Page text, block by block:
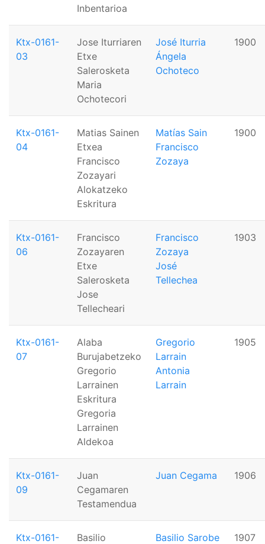
Inbentarioa
Ktx-0161-
03
Jose Iturriaren
Etxe
Salerosketa
Maria
Ochotecori
José Iturria
Ángela
Ochoteco
1900
Ktx-0161-
04
Matias Sainen
Etxea
Francisco
Zozayari
Alokatzeko
Eskritura
Matías Sain
Francisco
Zozaya
1900
Ktx-0161-
06
Francisco
Zozayaren
Etxe
Salerosketa
Jose
Tellecheari
Francisco
Zozaya
José
Tellechea
1903
Ktx-0161-
07
Alaba
Burujabetzeko
Gregorio
Larrainen
Eskritura
Gregoria
Larrainen
Aldekoa
Gregorio
Larrain
Antonia
Larrain
1905
Ktx-0161-
09
Juan
Cegamaren
Testamendua
Juan Cegama 1906
Ktx-0161- Basilio Basilio Sarobe 1907